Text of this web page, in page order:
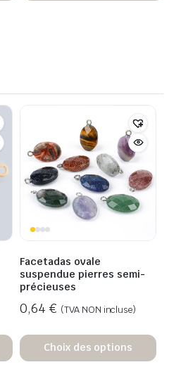
Facetadas ovale
suspendue pierres semi-
précieuses
0,64 € (TVA NON incluse)
Choix des options